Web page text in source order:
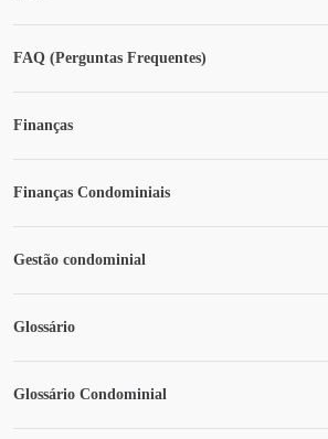
FAQ (Perguntas Frequentes)
Finanças
Finanças Condominiais
Gestão condominial
Glossário
Glossário Condominial